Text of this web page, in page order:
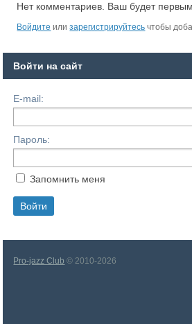
Нет комментариев. Ваш будет
Войдите илизарегистрируйтесь чтобы
Войти на сайт
E-mail:
Пароль:
Запомнить меня
Pro-jazz Club © 2010-2026